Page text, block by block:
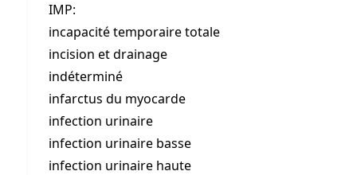
IMP:
incapacité temporaire totale
incision et drainage
indéterminé
infarctus du myocarde
infection urinaire
infection urinaire basse
infection urinaire haute